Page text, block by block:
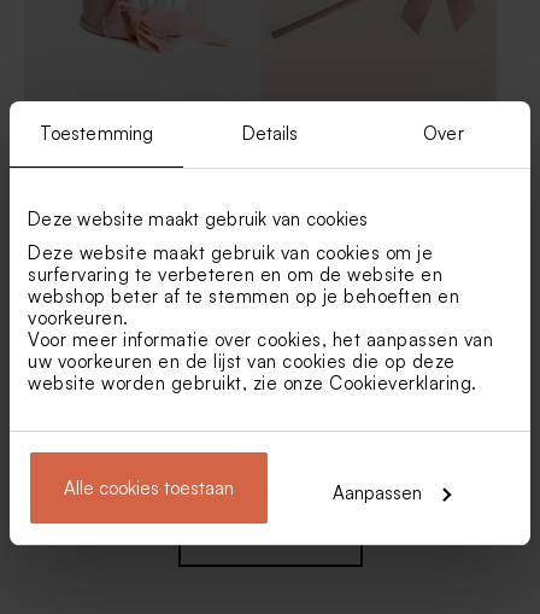
Toestemming Details Over
Deze website maakt gebruik van cookies
Deze website maakt gebruik van cookies om je
surfervaring te verbeteren en om de website en
webshop beter af te stemmen op je behoeften en
voorkeuren.
Voor meer informatie over cookies, het aanpassen van
uw voorkeuren en de lijst van cookies die op deze
website worden gebruikt, zie onze Cookieverklaring.
Alle cookies toestaan Aanpassen
strepen, citroentjes en foto
veldbloemen en een foto
Roze lint large katoen
Gepersonaliseerd potlood
met roze suède strik
zeepjes Pink Cloud
badzout en badbom - roze